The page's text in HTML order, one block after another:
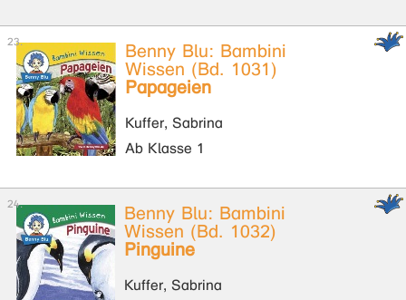
Benny Blu: Bambini
Wissen (Bd. 1031)
Papageien
Kuffer, Sabrina
Ab Klasse 1
Benny Blu: Bambini
Wissen (Bd. 1032)
Pinguine
Kuffer, Sabrina